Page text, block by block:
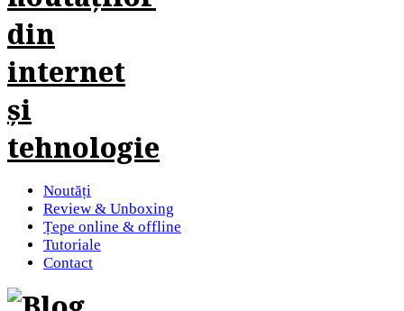
Noutăți
Review & Unboxing
Țepe online & offline
Tutoriale
Contact